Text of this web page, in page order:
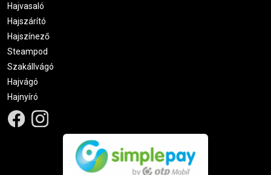
Hajvasaló
Hajszárító
Hajszínező
Steampod
Szakállvágó
Hajvágó
Hajnyíró